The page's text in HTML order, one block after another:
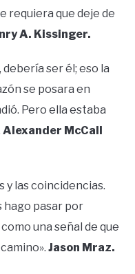
requiera que deje de
A. Kissinger.
debería ser él; eso la
se posara en
Pero ella estaba
Alexander McCall
y las coincidencias.
hago pasar por
una señal de que
Jason Mraz.